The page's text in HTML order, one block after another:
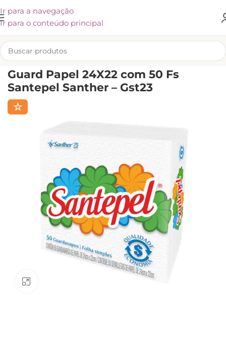
Ir para a navegação
Ir para o conteúdo principal
INÍCIO/FOOD SERVICE/GUARDANAPOS
Guard Papel 24X22 com 50 Fs
Santepel Santher – Gst23
☆